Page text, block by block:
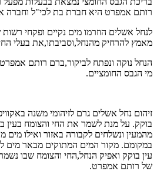
רותם אמפרט היא חברת בת לכי"ל וחברה
לנחל אשלים הוזרמו מים נקיים ופקחי
מאמץ להרחיק מהנחל,וסביבתו,את בעלי
הנחל נוקה ונפתח לביקור,ברם רותם
מי הגבס החומציים.
זיהום נחל אשלים גרם לזיהומי משנה
בוקק. על מנת לשמר את החי והצומח בעין
מהמעין ונשלחים לקבורה באזור ואילו מים
במקומם. מקור המים המתוקים מבאר מים
עין בוקק ואפיק הנחל,החי והצומח שבו
של רותם אמפרט.